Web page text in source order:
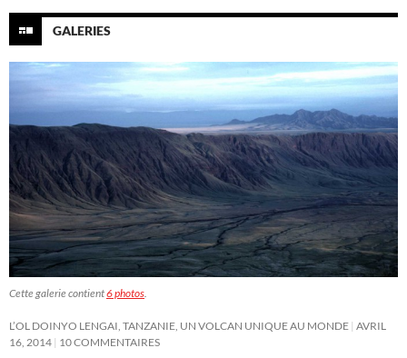
GALERIES
Cette galerie contient6 photos.
L’OL DOINYO LENGAI, TANZANIE, UN VOLCAN UNIQUE AU MONDE AVRIL
16, 2014 10 COMMENTAIRES